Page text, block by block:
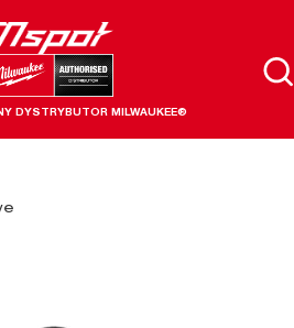
DYSTRYBUTOR MILWAUKEE®